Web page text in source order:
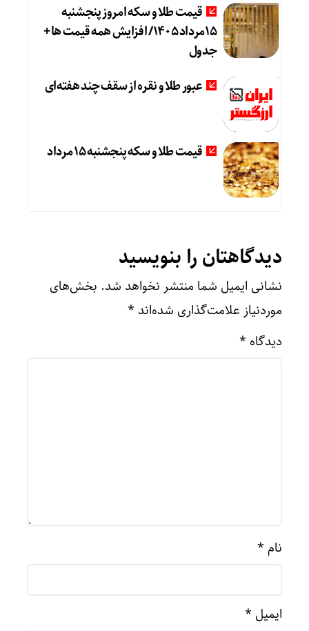
قیمت طلا و سکه امروز پنجشنبه
15مرداد 1405/ افزایش همه قیمت ها +
جدول
عبور طلا و نقره از سقف چند هفته‌ای
قیمت طلا و سکه پنجشنبه 15 مرداد
دیدگاهتان را بنویسید
نشانی ایمیل شما منتشر نخواهد شد. بخش‌های
موردنیاز علامت‌گذاری شده‌اند *
دیدگاه *
نام *
ایمیل *